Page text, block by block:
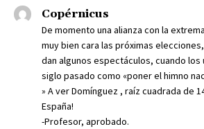
Copérnicus
De momento una alianza con la
muy bien cara las próximas
dan algunos espectáculos, cuando
siglo pasado como «poner el himno
» A ver Domínguez , raíz cuadrada de
España!
-Profesor, aprobado.